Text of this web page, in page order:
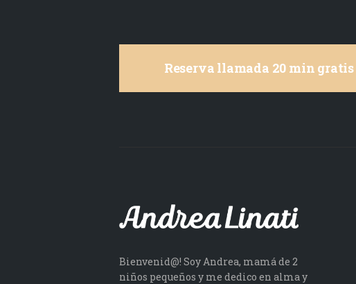
Reserva llamada 20 min gratis
Bienvenid@! Soy Andrea, mamá de 2
niños pequeños y me dedico en alma y